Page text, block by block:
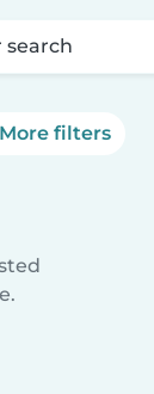
search
More filters